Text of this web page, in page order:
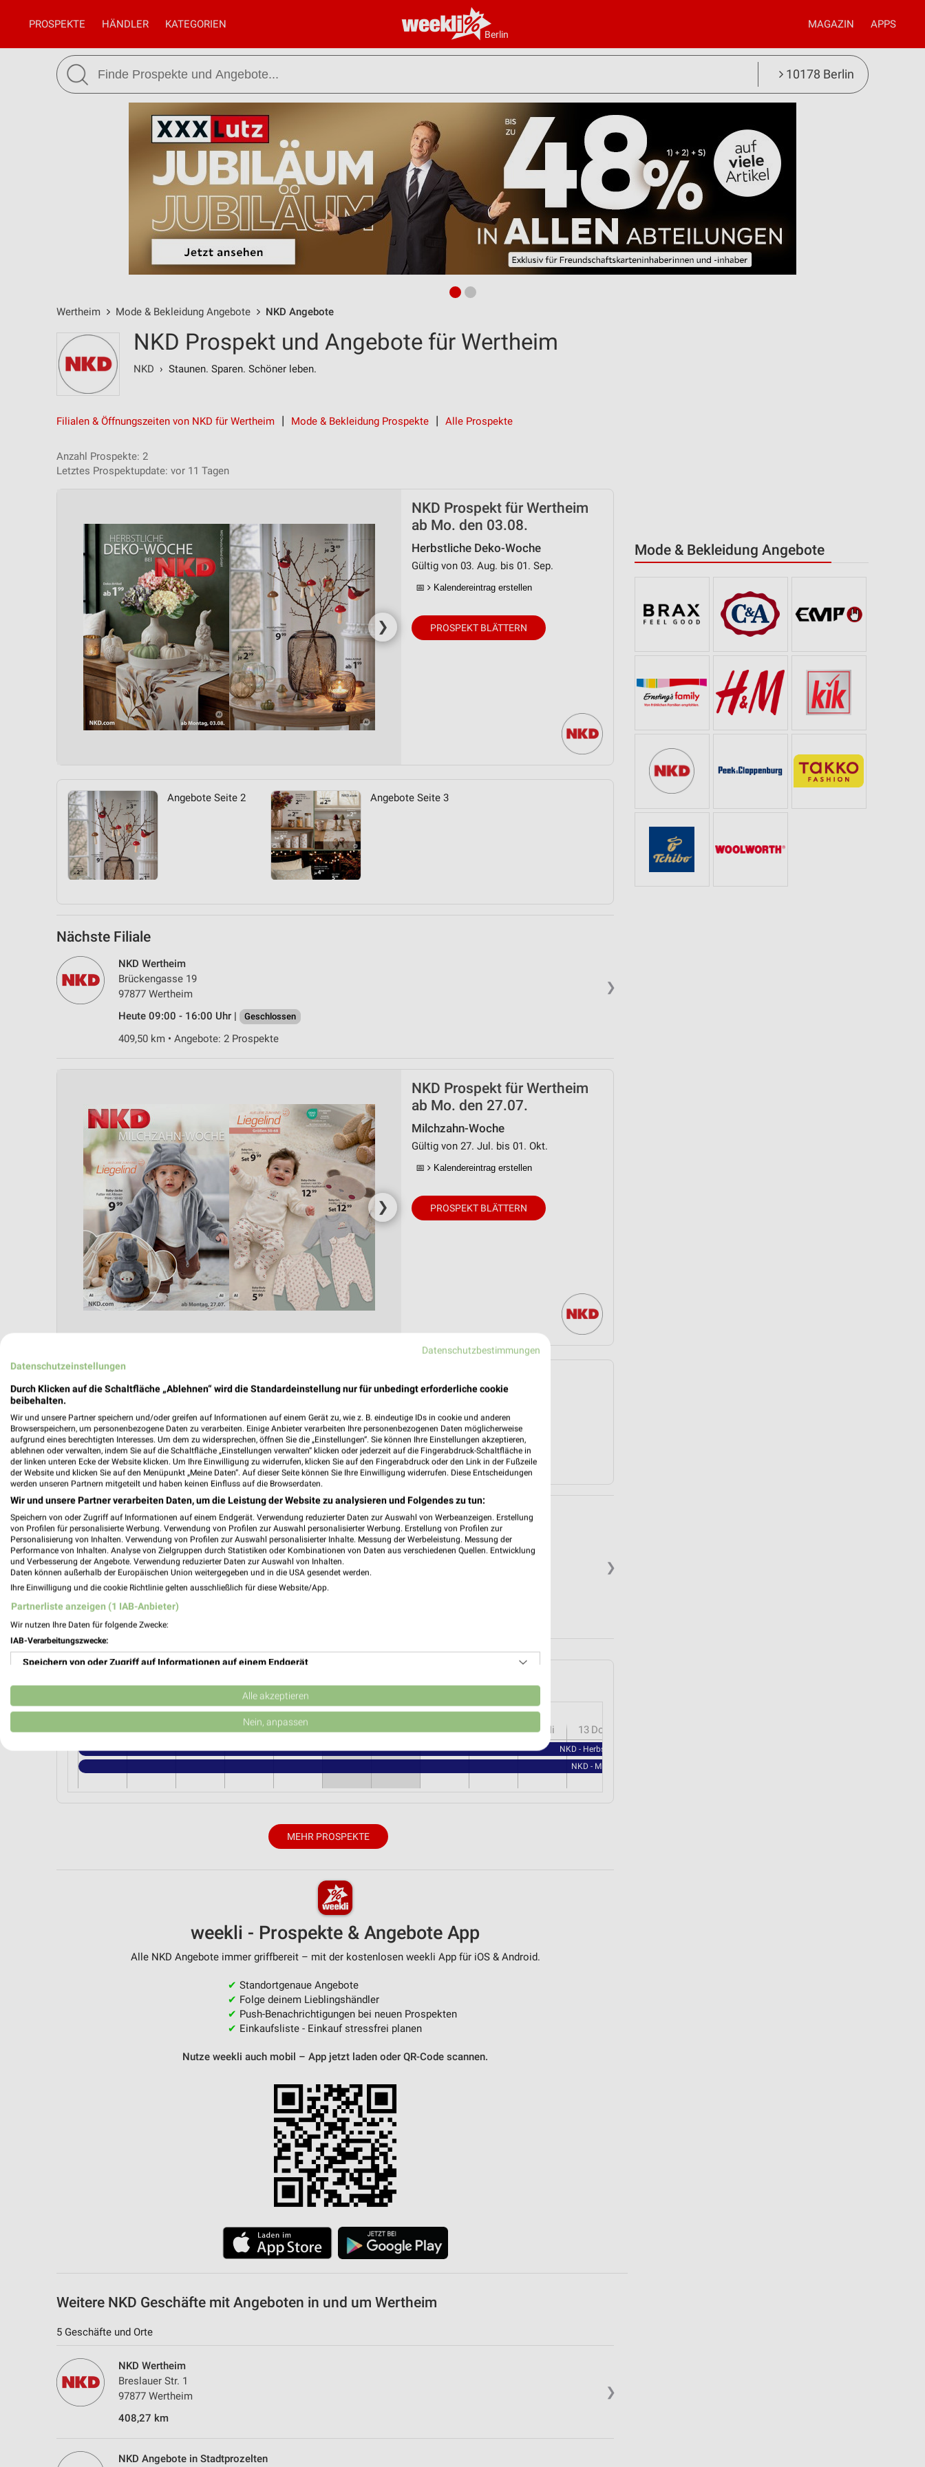
Berlin
PROSPEKTE HÄNDLER KATEGORIEN MAGAZIN APPS
10178 Berlin
Wertheim Mode & Bekleidung Angebote NKD Angebote
Mode & Bekleidung Angebote
NKD Prospekt und Angebote für Wertheim
NKD › Staunen. Sparen. Schöner leben.
Filialen & Öffnungszeiten von NKD für Wertheim Mode & Bekleidung Prospekte Alle Prospekte
Anzahl Prospekte: 2
Letztes Prospektupdate: vor 11 Tagen
❯
NKD Prospekt für Wertheim
ab Mo. den 03.08.
Herbstliche Deko-Woche
Gültig von 03. Aug. bis 01. Sep.
📅 Kalendereintrag erstellen
PROSPEKT BLÄTTERN
Angebote Seite 2 Angebote Seite 3
Nächste Filiale
❯
NKD Wertheim
Brückengasse 19
97877 Wertheim
Heute 09:00 - 16:00 Uhr |
Geschlossen
409,50 km • Angebote: 2 Prospekte
❯
NKD Prospekt für Wertheim
ab Mo. den 27.07.
Milchzahn-Woche
Gültig von 27. Jul. bis 01. Okt.
📅 Kalendereintrag erstellen
PROSPEKT BLÄTTERN
Nächste Filiale
❯
NKD Wertheim
Brückengasse 19
97877 Wertheim
Heute 09:00 - 16:00 Uhr |
409,50 km • Angebote: 2 Prospekte
Aug.
03Mo 04Di 05Mi 06Do 07Fr 08 Sa 09So 10Mo 11Di 12 Mi 13 Do
NKD - Herbstliche Deko-Woche
NKD - Milchzahn-Woche
MEHR PROSPEKTE
weekli - Prospekte & Angebote App
Alle NKD Angebote immer griffbereit – mit der kostenlosen weekli App für iOS & Android.
✔ Standortgenaue Angebote
✔ Folge deinem Lieblingshändler
✔ Push-Benachrichtigungen bei neuen Prospekten
✔ Einkaufsliste - Einkauf stressfrei planen
Nutze weekli auch mobil – App jetzt laden oder QR-Code scannen.
Weitere NKD Geschäfte mit Angeboten in und um Wertheim
5 Geschäfte und Orte
❯
NKD Wertheim
Breslauer Str. 1
97877 Wertheim
408,27 km
NKD Angebote in Stadtprozelten
Datenschutzbestimmungen
Datenschutzeinstellungen
Durch Klicken auf die Schaltfläche „Ablehnen“ wird die Standardeinstellung nur für unbedingt erforderliche cookie
beibehalten.
Wir und unsere Partner speichern und/oder greifen auf Informationen auf einem Gerät zu, wie z. B. eindeutige IDs in cookie und anderen
Browserspeichern, um personenbezogene Daten zu verarbeiten. Einige Anbieter verarbeiten Ihre personenbezogenen Daten möglicherweise
aufgrund eines berechtigten Interesses. Um dem zu widersprechen, öffnen Sie die „Einstellungen“. Sie können Ihre Einstellungen akzeptieren,
ablehnen oder verwalten, indem Sie auf die Schaltfläche „Einstellungen verwalten“ klicken oder jederzeit auf die Fingerabdruck-Schaltfläche in
der linken unteren Ecke der Website klicken. Um Ihre Einwilligung zu widerrufen, klicken Sie auf den Fingerabdruck oder den Link in der Fußzeile
der Website und klicken Sie auf den Menüpunkt „Meine Daten“. Auf dieser Seite können Sie Ihre Einwilligung widerrufen. Diese Entscheidungen
werden unseren Partnern mitgeteilt und haben keinen Einfluss auf die Browserdaten.
Wir und unsere Partner verarbeiten Daten, um die Leistung der Website zu analysieren und Folgendes zu tun:
Speichern von oder Zugriff auf Informationen auf einem Endgerät. Verwendung reduzierter Daten zur Auswahl von Werbeanzeigen. Erstellung
von Profilen für personalisierte Werbung. Verwendung von Profilen zur Auswahl personalisierter Werbung. Erstellung von Profilen zur
Personalisierung von Inhalten. Verwendung von Profilen zur Auswahl personalisierter Inhalte. Messung der Werbeleistung. Messung der
Performance von Inhalten. Analyse von Zielgruppen durch Statistiken oder Kombinationen von Daten aus verschiedenen Quellen. Entwicklung
und Verbesserung der Angebote. Verwendung reduzierter Daten zur Auswahl von Inhalten.
Daten können außerhalb der Europäischen Union weitergegeben und in die USA gesendet werden.
Ihre Einwilligung und die cookie Richtlinie gelten ausschließlich für diese Website/App.
Partnerliste anzeigen (1 IAB-Anbieter)
Wir nutzen Ihre Daten für folgende Zwecke:
IAB-Verarbeitungszwecke:
Speichern von oder Zugriff auf Informationen auf einem Endgerät
Verwendung reduzierter Daten zur Auswahl von Werbeanzeigen
Erstellung von Profilen für personalisierte Werbung
Erstellung von Profilen zur Personalisierung von Inhalten
Analyse von Zielgruppen durch Statistiken oder Kombinationen von Daten aus verschiedenen
Entwicklung und Verbesserung der Angebote
Verwendung reduzierter Daten zur Auswahl von Inhalten
Geräte anhand von aktiv angeforderten Informationen identifizieren
Alle akzeptieren
Nein, anpassen